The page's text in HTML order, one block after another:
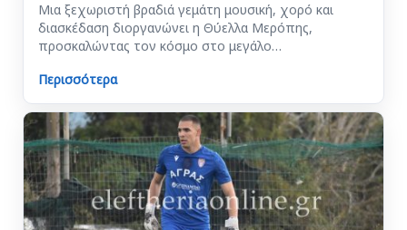
Μια ξεχωριστή βραδιά γεμάτη μουσική, χορό και
διασκέδαση διοργανώνει η Θύελλα Μερόπης,
προσκαλώντας τον κόσμο στο μεγάλο…
Περισσότερα